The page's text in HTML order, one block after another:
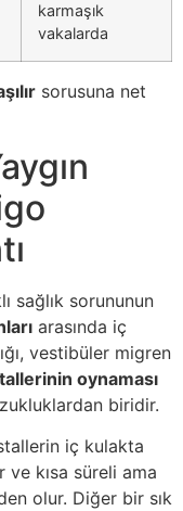
karmaşık
vakalarda
sorusuna net
sağlık sorununun
arasında iç
vestibüler migren
oynaması
biridir.
iç kulakta
ve kısa süreli ama
olur. Diğer bir sık